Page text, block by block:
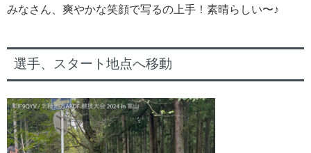
みなさん、爽やかな笑顔で写るの上手！素晴らしい〜♪
選手、スタート地点へ移動